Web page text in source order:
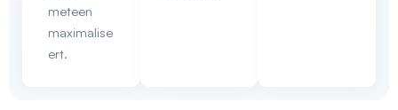
meteen
maximalise
ert.